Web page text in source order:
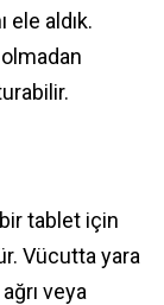
ele aldık.
tablet için
Vücutta yara
veya